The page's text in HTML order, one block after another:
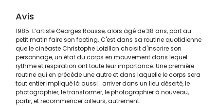
Avis
1985. L’artiste Georges Rousse, alors âgé de 38 ans, part au
petit matin faire son footing. C'est dans sa routine quotidienne
que le cinéaste Christophe Loizillon choisit d'inscrire son
personnage, un état du corps en mouvement dans lequel
rythme et respiration ont toute leur importance. Une première
routine qui en précède une autre et dans laquelle le corps sera
tout entier impliqué là aussi : arriver dans un lieu déserté, le
photographier, le transformer, le photographier à nouveau,
partir, et recommencer ailleurs, autrement.